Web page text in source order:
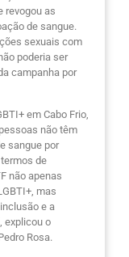
revogou as
de sangue.
sexuais com
poderia ser
campanha por
em Cabo Frio,
não têm
sangue por
de
não apenas
mas
e a
explicou o
Rosa.